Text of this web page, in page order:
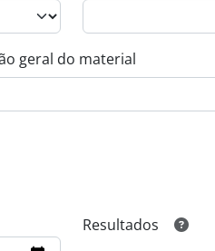
geral do material
Resultados